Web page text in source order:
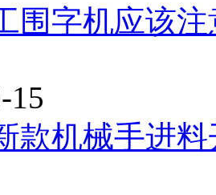
围字机应该
15
款机械手进